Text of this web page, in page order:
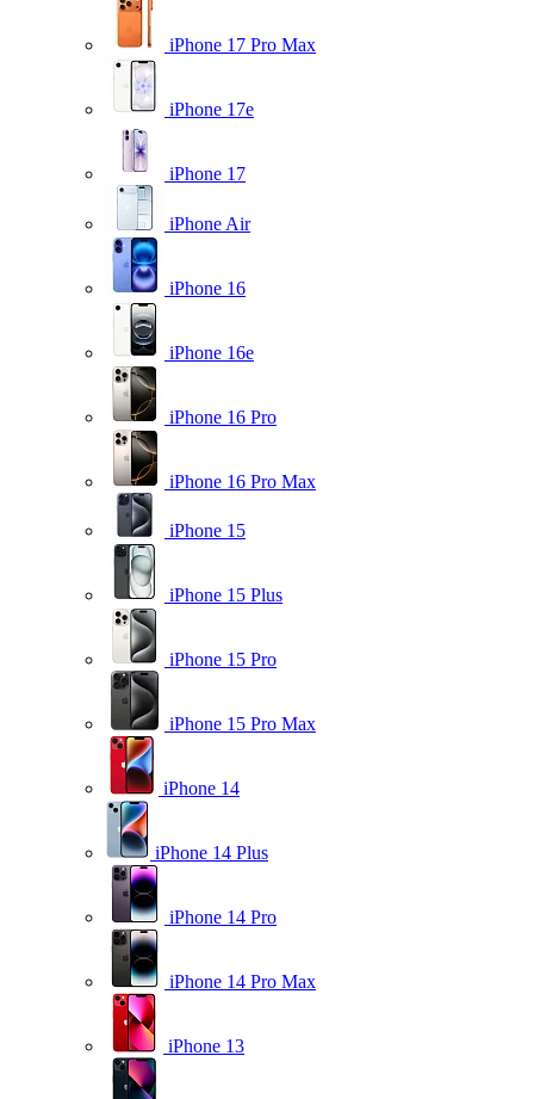
iPhone 17 Pro Max
iPhone 17e
iPhone 17
iPhone Air
iPhone 16
iPhone 16e
iPhone 16 Pro
iPhone 16 Pro Max
iPhone 15
iPhone 15 Plus
iPhone 15 Pro
iPhone 15 Pro Max
iPhone 14
iPhone 14 Plus
iPhone 14 Pro
iPhone 14 Pro Max
iPhone 13